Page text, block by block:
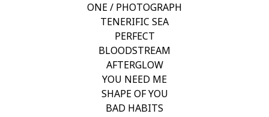
ONE / PHOTOGRAPH
TENERIFIC SEA
PERFECT
BLOODSTREAM
AFTERGLOW
YOU NEED ME
SHAPE OF YOU
BAD HABITS